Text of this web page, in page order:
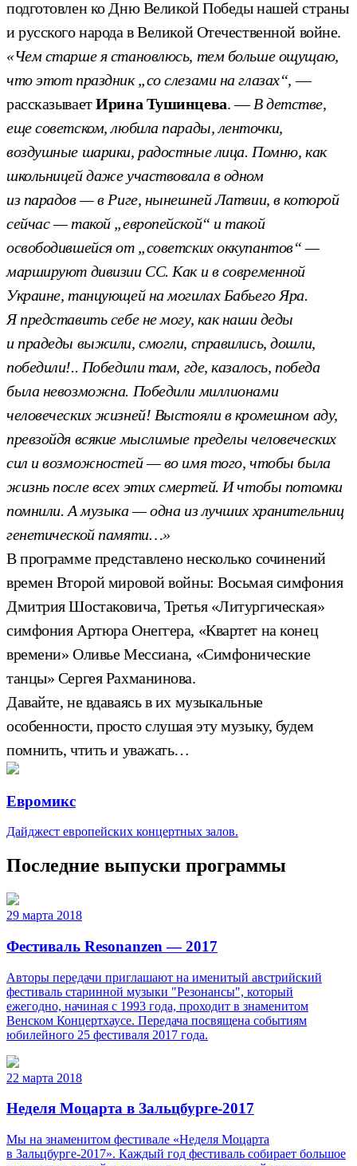
подготовлен ко Дню Великой Победы нашей страны
и русского народа в Великой Отечественной войне.
«Чем старше я становлюсь, тем больше ощущаю,
что этот праздник „со слезами на глазах“, —
рассказываетИрина Тушинцева. —В детстве,
еще советском, любила парады, ленточки,
воздушные шарики, радостные лица. Помню, как
школьницей даже участвовала в одном
из парадов — в Риге, нынешней Латвии, в которой
сейчас — такой „европейской“ и такой
освободившейся от „советских оккупантов“ —
маршируют дивизии СС. Как и в современной
Украине, танцующей на могилах Бабьего Яра.
Я представить себе не могу, как наши деды
и прадеды выжили, смогли, справились, дошли,
победили!.. Победили там, где, казалось, победа
была невозможна. Победили миллионами
человеческих жизней! Выстояли в кромешном аду,
превзойдя всякие мыслимые пределы человеческих
сил и возможностей — во имя того, чтобы была
жизнь после всех этих смертей. И чтобы потомки
помнили. А музыка — одна из лучших хранительниц
генетической памяти…»
В программе представлено несколько сочинений
времен Второй мировой войны: Восьмая симфония
Дмитрия Шостаковича, Третья «Литургическая»
симфония Артюра Онеггера, «Квартет на конец
времени» Оливье Мессиана, «Симфонические
танцы» Сергея Рахманинова.
Давайте, не вдаваясь в их музыкальные
особенности, просто слушая эту музыку, будем
помнить, чтить и уважать…
Евромикс
Дайджест европейских концертных залов.
Последние выпуски программы
29 марта 2018
Фестиваль Resonanzen — 2017
Авторы передачи приглашают на именитый австрийский
фестиваль старинной музыки "Резонансы", который
ежегодно, начиная с 1993 года, проходит в знаменитом
Венском Концертхаусе. Передача посвящена событиям
юбилейного 25 фестиваля 2017 года.
22 марта 2018
Неделя Моцарта в Зальцбурге-2017
Мы на знаменитом фестивале «Неделя Моцарта
в Зальцбурге-2017». Каждый год фестиваль собирает большое